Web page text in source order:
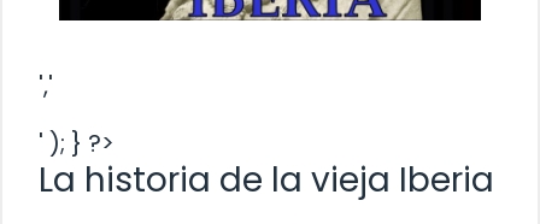
','
' ); } ?>
La historia de la vieja Iberia